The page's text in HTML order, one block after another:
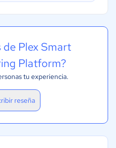
de Plex Smart
Platform?
tu experiencia.
reseña